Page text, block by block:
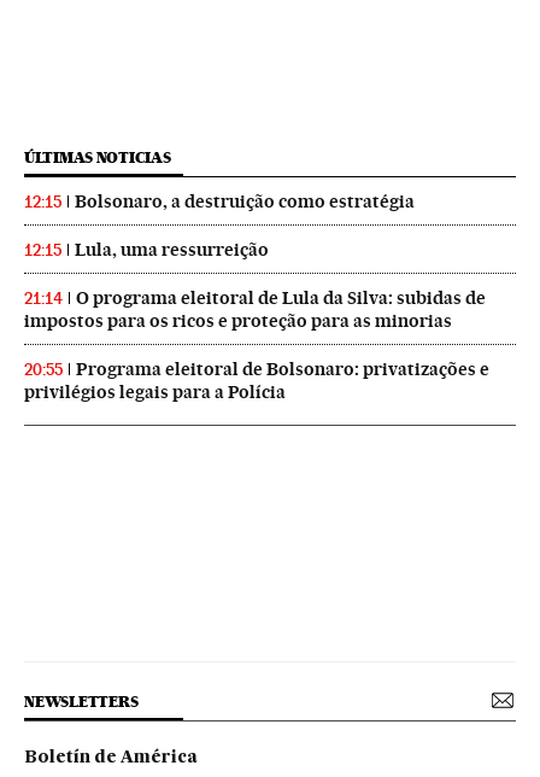
ÚLTIMAS NOTICIAS
12:15 Bolsonaro, a destruição como estratégia
12:15 Lula, uma ressurreição
21:14
O programa eleitoral de Lula da Silva: subidas de
impostos para os ricos e proteção para as minorias
20:55
Programa eleitoral de Bolsonaro: privatizações e
privilégios legais para a Polícia
NEWSLETTERS
Boletín de América